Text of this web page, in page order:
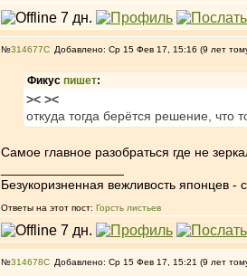
№314677 Добавлено: Ср 15 Фев 17, 15:16 (9 лет
Фикус пишет:
>< ><
откуда тогда берётся решение, что
Самое главное разобраться где не
Безукоризненная вежливость японцев -
Ответы на этот пост: Горсть листьев
№314678 Добавлено: Ср 15 Фев 17, 15:21 (9 лет